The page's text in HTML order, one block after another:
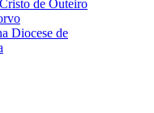
de Outeiro
Diocese de